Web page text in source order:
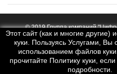
Этот сайт (как и многие другие)
куки. Пользуясь Услугами, Вы
использованием файлов
прочитайте Политику куки,
подробности.
© 2019 Группа компаний